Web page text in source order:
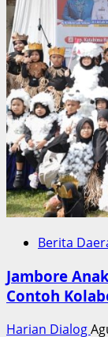
Berita
Jambore
Contoh
Harian Dialog